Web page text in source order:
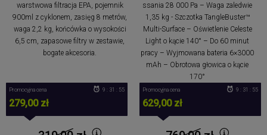
warstwowa filtracja EPA, pojemnik
900ml z cyklonem, zasięg 8 metrów,
waga 2,2 kg, końcówka o wysokości
6,5 cm, zapasowe filtry w zestawie,
bogate akcesoria.
Promocyjna cena
279,00 zł
9 : 31 : 54
ssania 28 000 Pa – Waga zaledwie
1,35 kg - Szczotka TangleBuster™
Multi-Surface – Oświetlenie Celeste
Light o kącie 140° – Do 60 minut
pracy – Wyjmowana bateria 6×3000
mAh – Obrotowa głowica o kącie
170°
Promocyjna cena
629,00 zł
9 : 31 : 54